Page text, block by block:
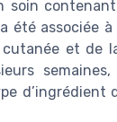
soin
été associée
et de
d’ingrédient